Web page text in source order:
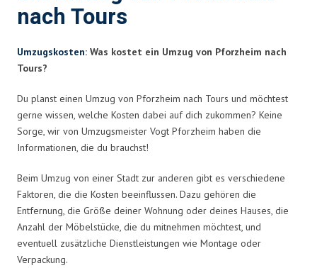
nach Tours
Umzugskosten: Was kostet ein Umzug von Pforzheim nach
Tours?
Du planst einen Umzug von Pforzheim nach Tours und möchtest
gerne wissen, welche Kosten dabei auf dich zukommen? Keine
Sorge, wir von Umzugsmeister Vogt Pforzheim haben die
Informationen, die du brauchst!
Beim Umzug von einer Stadt zur anderen gibt es verschiedene
Faktoren, die die Kosten beeinflussen. Dazu gehören die
Entfernung, die Größe deiner Wohnung oder deines Hauses, die
Anzahl der Möbelstücke, die du mitnehmen möchtest, und
eventuell zusätzliche Dienstleistungen wie Montage oder
Verpackung.